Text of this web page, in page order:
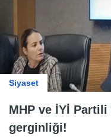
Siyaset
MHP ve İYİ
gerginliği!